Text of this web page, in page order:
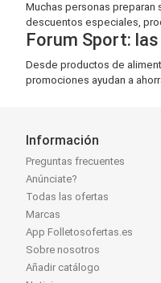
Muchas personas preparan
descuentos especiales,
Forum Sport:
Desde productos de
promociones ayudan a
Información
Preguntas frecuentes
Anúnciate?
Todas las ofertas
Marcas
App Folletosofertas.es
Sobre nosotros
Añadir catálogo